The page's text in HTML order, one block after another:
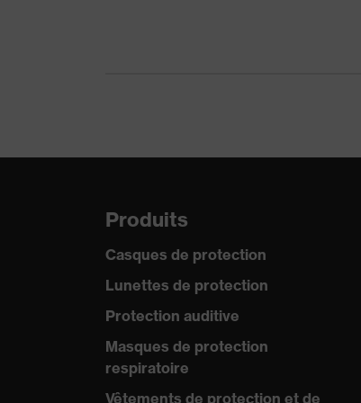
Produits
Casques de protection
Lunettes de protection
Protection auditive
Masques de protection
respiratoire
Vêtements de protection et de